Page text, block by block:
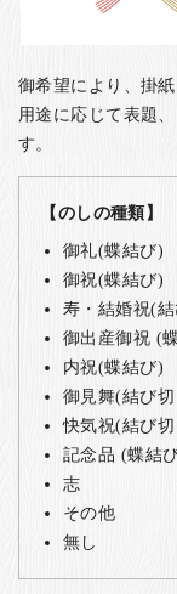
御希望により、掛
用途に応じて表題
す。
【のしの種類】
御礼(蝶結び)
御祝(蝶結び)
寿・結婚祝(
御出産御祝 (
内祝(蝶結び)
御見舞(結び切
快気祝(結び切
記念品 (蝶結
志
その他
無し